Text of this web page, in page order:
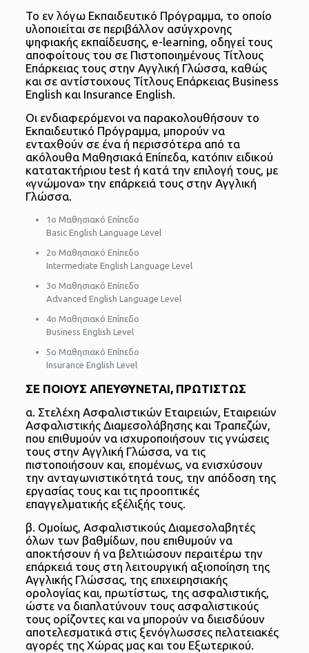
Το εν λόγω Εκπαιδευτικό Πρόγραμμα, το οποίο
υλοποιείται σε περιβάλλον ασύγχρονης
ψηφιακής εκπαίδευσης, e-learning, οδηγεί τους
αποφοίτους του σε Πιστοποιημένους Τίτλους
Επάρκειας τους στην Αγγλική Γλώσσα, καθώς
και σε αντίστοιχους Τίτλους Επάρκειας Business
English και Insurance English.
Οι ενδιαφερόμενοι να παρακολουθήσουν το
Εκπαιδευτικό Πρόγραμμα, μπορούν να
ενταχθούν σε ένα ή περισσότερα από τα
ακόλουθα Μαθησιακά Επίπεδα, κατόπιν ειδικού
κατατακτήριου test ή κατά την επιλογή τους, με
«γνώμονα» την επάρκειά τους στην Αγγλική
Γλώσσα.
1ο Μαθησιακό Επίπεδο
Basic English Language Level
2o Μαθησιακό Επίπεδο
Intermediate English Language Level
3o Μαθησιακό Επίπεδο
Advanced English Language Level
4o Μαθησιακό Επίπεδο
Business English Level
5ο Μαθησιακό Επίπεδο
Insurance English Level
ΣΕ ΠΟΙΟΥΣ ΑΠΕΥΘΥΝΕΤΑΙ, ΠΡΩΤΙΣΤΩΣ
α. Στελέχη Ασφαλιστικών Εταιρειών, Εταιρειών
Ασφαλιστικής Διαμεσολάβησης και Τραπεζών,
που επιθυμούν να ισχυροποιήσουν τις γνώσεις
τους στην Αγγλική Γλώσσα, να τις
πιστοποιήσουν και, επομένως, να ενισχύσουν
την ανταγωνιστικότητά τους, την απόδοση της
εργασίας τους και τις προοπτικές
επαγγελματικής εξέλιξής τους.
β. Ομοίως, Ασφαλιστικούς Διαμεσολαβητές
όλων των βαθμίδων, που επιθυμούν να
αποκτήσουν ή να βελτιώσουν περαιτέρω την
επάρκειά τους στη λειτουργική αξιοποίηση της
Αγγλικής Γλώσσας, της επιχειρησιακής
ορολογίας και, πρωτίστως, της ασφαλιστικής,
ώστε να διαπλατύνουν τους ασφαλιστικούς
τους ορίζοντες και να μπορούν να διεισδύουν
αποτελεσματικά στις ξενόγλωσσες πελατειακές
αγορές της Χώρας μας και του Εξωτερικού.